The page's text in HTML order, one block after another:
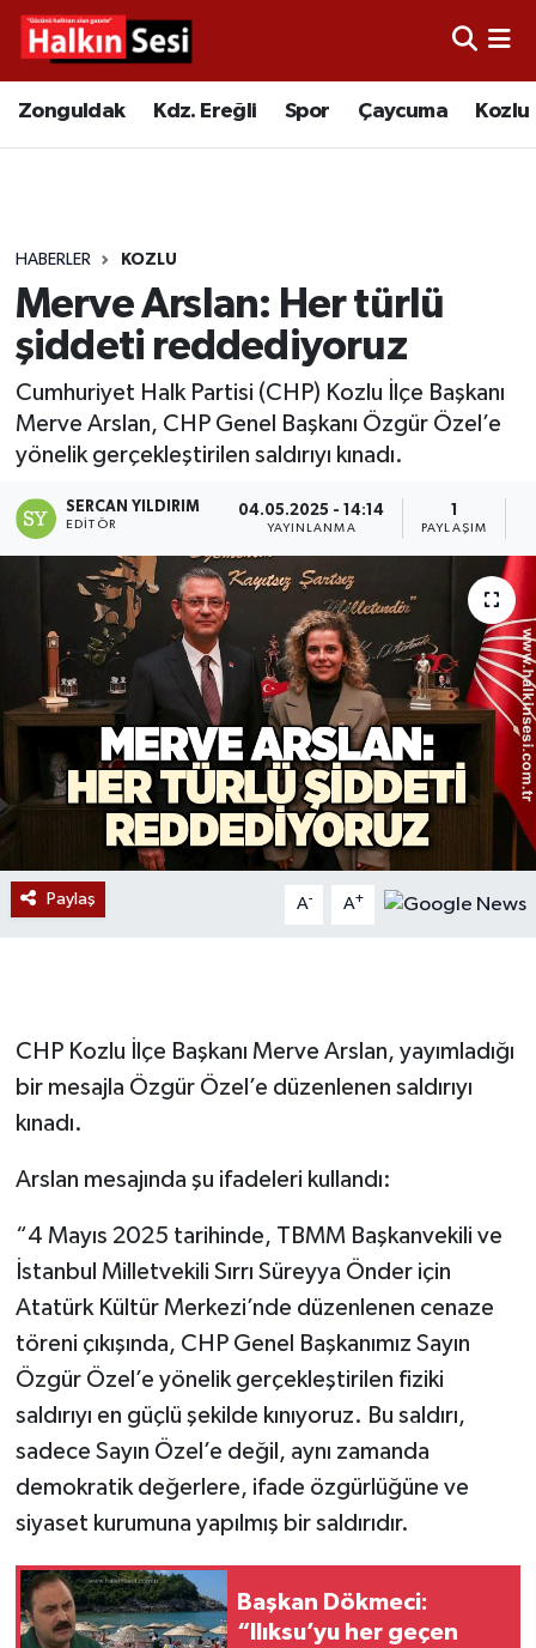
Zonguldak Kdz. Ereğli Spor Çaycuma Kozlu
HABERLER KOZLU
Merve Arslan: Her türlü
şiddeti reddediyoruz
Cumhuriyet Halk Partisi (CHP) Kozlu İlçe Başkanı
Merve Arslan, CHP Genel Başkanı Özgür Özel’e
yönelik gerçekleştirilen saldırıyı kınadı.
SERCAN YILDIRIM
EDITÖR
04.05.2025 - 14:14
YAYINLANMA
1
PAYLAŞIM
Paylaş A- A+
CHP Kozlu İlçe Başkanı Merve Arslan, yayımladığı
bir mesajla Özgür Özel’e düzenlenen saldırıyı
kınadı.
Arslan mesajında şu ifadeleri kullandı:
“4 Mayıs 2025 tarihinde, TBMM Başkanvekili ve
İstanbul Milletvekili Sırrı Süreyya Önder için
Atatürk Kültür Merkezi’nde düzenlenen cenaze
töreni çıkışında, CHP Genel Başkanımız Sayın
Özgür Özel’e yönelik gerçekleştirilen fiziki
saldırıyı en güçlü şekilde kınıyoruz. Bu saldırı,
sadece Sayın Özel’e değil, aynı zamanda
demokratik değerlere, ifade özgürlüğüne ve
siyaset kurumuna yapılmış bir saldırıdır.
Başkan Dökmeci:
“Ilıksu’yu her geçen
Video
Çaycuma
Alaplı
Asayiş
Bartın
Karabük
Devrek
Bolu
ÇEVRE
BİLİM VE TEKNOLOJİ
DUNYA
Düzce
Gökçebey
GÜNDEM
İş ilanı
Kilimli
Kültür - Sanat
MAGAZİN
Politika
Röportaj
Merkez Hava Durumu
Tüm Manşetler
Son Dakika Haberleri
Haber Arşivi